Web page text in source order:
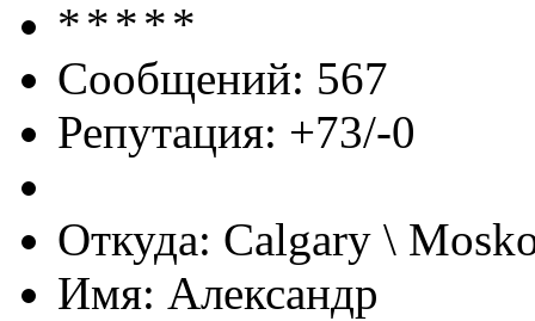
Сообщений: 567
Репутация: +73/-0
Откуда: Calgary \
Имя: Александр